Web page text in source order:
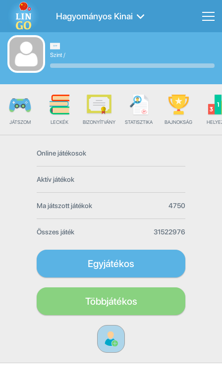
Hagyományos Kinai
Szint/
JÁTSZOM LECKÉK BIZONYÍTVÁNY STATISZTIKA BAJNOKSÁG
Online játékosok
Aktív játékok
Ma játszott játékok 4750
Összes játék 31522976
Egyjátékos
Többjátékos